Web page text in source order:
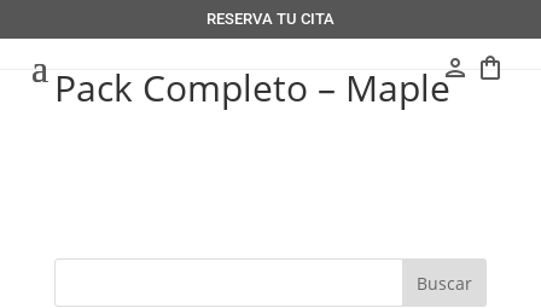
RESERVA TU CITA
person shopping_bag
Pack Completo – Maple